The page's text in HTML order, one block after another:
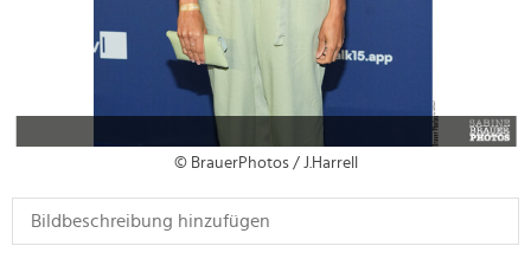
© BrauerPhotos / J.Harrell